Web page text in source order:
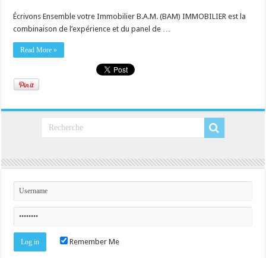
Écrivons Ensemble votre Immobilier B.A.M. (BAM) IMMOBILIER est la
combinaison de l’expérience et du panel de …
Read More »
Remember Me